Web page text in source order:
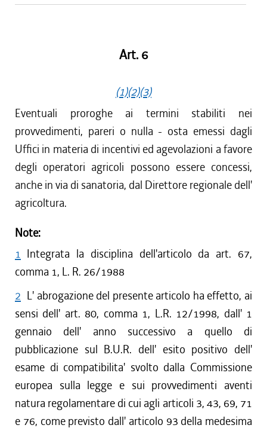
Art. 6
(1)(2)(3)
Eventuali proroghe ai termini stabiliti nei
provvedimenti, pareri o nulla - osta emessi dagli
Uffici in materia di incentivi ed agevolazioni a favore
degli operatori agricoli possono essere concessi,
anche in via di sanatoria, dal Direttore regionale dell'
agricoltura.
Note:
1 Integrata la disciplina dell'articolo da art. 67,
comma 1, L. R. 26/1988
2 L' abrogazione del presente articolo ha effetto, ai
sensi dell' art. 80, comma 1, L.R. 12/1998, dall' 1
gennaio dell' anno successivo a quello di
pubblicazione sul B.U.R. dell' esito positivo dell'
esame di compatibilita' svolto dalla Commissione
europea sulla legge e sui provvedimenti aventi
natura regolamentare di cui agli articoli 3, 43, 69, 71
e 76, come previsto dall' articolo 93 della medesima